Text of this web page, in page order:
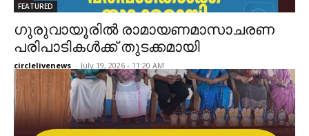
FEATURED
ഗുരുവായൂരിൽ രാമായണമാസാചരണ
പരിപാടികൾക്ക് തുടക്കമായി
circlelivenews - July 19, 2026 - 11:20 AM